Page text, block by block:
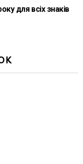
для всіх знаків